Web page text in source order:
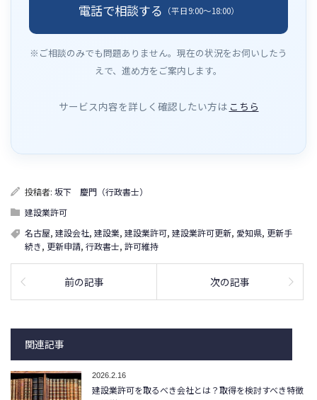
電話で相談する （平日9:00〜18:00）
※ご相談のみでも問題ありません。現在の状況をお伺いしたう
えで、進め方をご案内します。
サービス内容を詳しく確認したい方は こちら
投稿者: 坂下 慶門（行政書士）
建設業許可
名古屋, 建設会社, 建設業, 建設業許可, 建設業許可更新, 愛知県, 更新手
続き, 更新申請, 行政書士, 許可維持
前の記事 次の記事
関連記事
2026.2.16
建設業許可を取るべき会社とは？取得を検討すべき特徴